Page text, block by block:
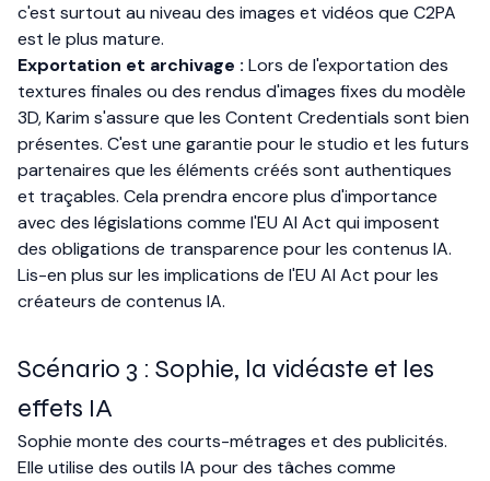
c'est surtout au niveau des images et vidéos que C2PA
est le plus mature.
Exportation et archivage : Lors de l'exportation des
textures finales ou des rendus d'images fixes du modèle
3D, Karim s'assure que les Content Credentials sont bien
présentes. C'est une garantie pour le studio et les futurs
partenaires que les éléments créés sont authentiques
et traçables. Cela prendra encore plus d'importance
avec des législations comme l'EU AI Act qui imposent
des obligations de transparence pour les contenus IA.
Lis-en plus surles implications de l'EU AI Act pour les
créateurs de contenus IA.
Scénario 3 : Sophie, la vidéaste et les
effets IA
Sophie monte des courts-métrages et des publicités.
Elle utilise des outils IA pour des tâches comme